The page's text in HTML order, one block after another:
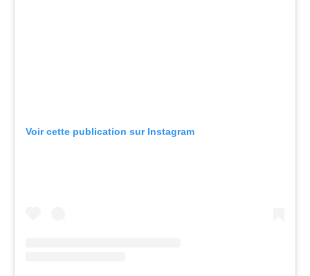
Voir cette publication sur Instagram